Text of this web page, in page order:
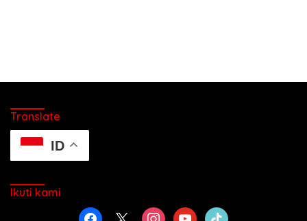
Translate
ID
Ikuti kami
facebook instagramyoutubetiktok